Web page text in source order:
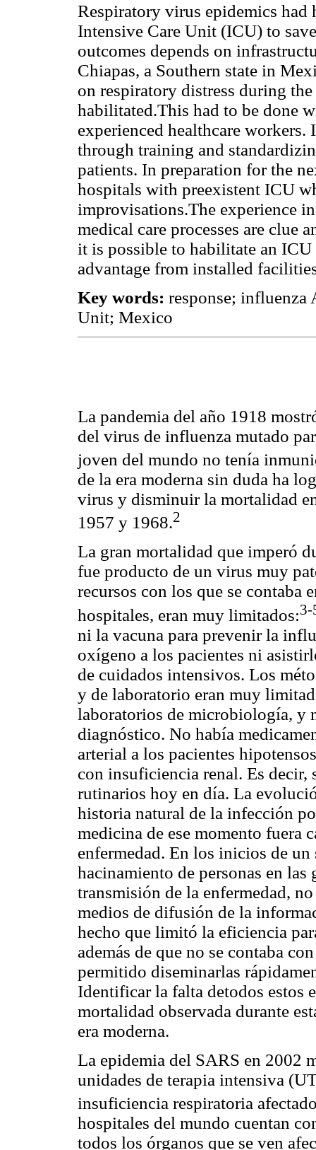
Respiratory virus epidemics
Intensive Care Unit (ICU) to
outcomes depends on
Chiapas, a Southern state in
on respiratory distress during
habilitated.This had to be done
experienced healthcare
through training and
patients. In preparation for the
hospitals with preexistent ICU
improvisations.The experience
medical care processes are clue
it is possible to habilitate an
advantage from installed
Key words: response; influenza
Unit; Mexico
La pandemia del año 1918
del virus de influenza mutado
joven del mundo no tenía
de la era moderna sin duda ha
virus y disminuir la mortalidad
1957 y 1968.2
La gran mortalidad que imperó
fue producto de un virus muy
recursos con los que se contaba
hospitales, eran muy limitados:3-
ni la vacuna para prevenir la
oxígeno a los pacientes ni
de cuidados intensivos. Los
y de laboratorio eran muy
laboratorios de microbiología, y
diagnóstico. No había
arterial a los pacientes
con insuficiencia renal. Es decir,
rutinarios hoy en día. La
historia natural de la infección
medicina de ese momento fuera
enfermedad. En los inicios de
hacinamiento de personas en
transmisión de la enfermedad,
medios de difusión de la
hecho que limitó la eficiencia
además de que no se contaba
permitido diseminarlas
Identificar la falta detodos estos
mortalidad observada durante
era moderna.
La epidemia del SARS en 2002
unidades de terapia intensiva
insuficiencia respiratoria
hospitales del mundo cuentan
todos los órganos que se ven